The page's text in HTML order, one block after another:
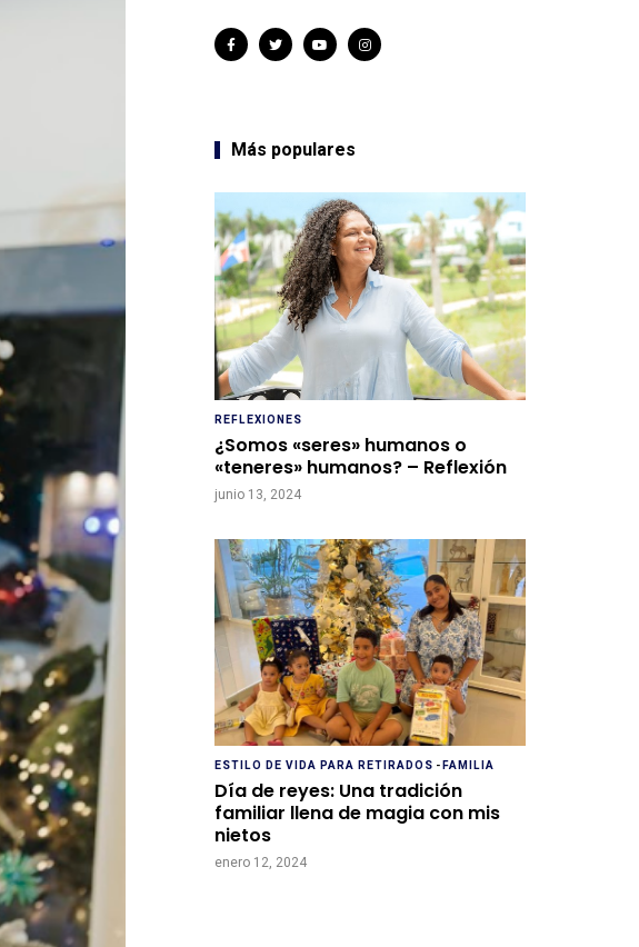
Más populares
REFLEXIONES
¿Somos «seres» humanos o
«teneres» humanos? – Reflexión
junio 13, 2024
ESTILO DE VIDA PARA RETIRADOS -FAMILIA
Día de reyes: Una tradición
familiar llena de magia con mis
nietos
enero 12, 2024